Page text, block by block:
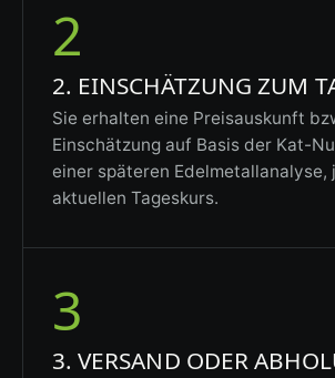
2
2. EINSCHÄTZUNG ZUM
Sie erhalten eine Preisauskunft
Einschätzung auf Basis der Kat-
einer späteren Edelmetallanalyse,
aktuellen Tageskurs.
3
3. VERSAND ODER